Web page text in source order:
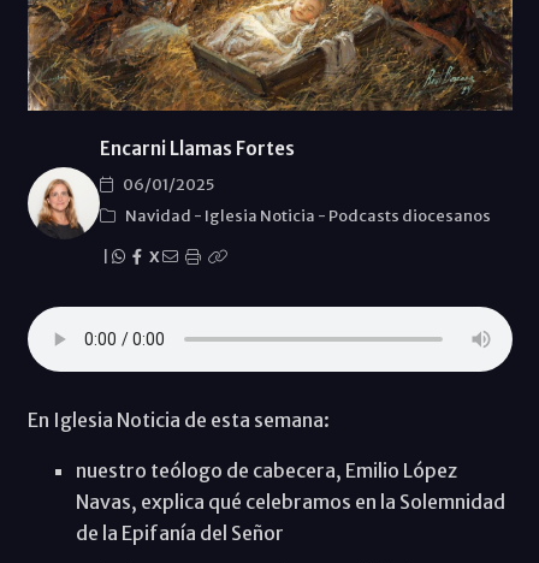
Encarni Llamas Fortes
06/01/2025
Navidad - Iglesia Noticia - Podcasts diocesanos
X
En Iglesia Noticia de esta semana:
nuestro teólogo de cabecera, Emilio López
Navas, explica qué celebramos en la Solemnidad
de la Epifanía del Señor